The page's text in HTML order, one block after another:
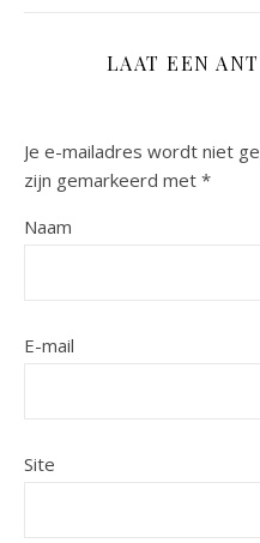
LAAT EEN
Je e-mailadres wordt niet
zijn gemarkeerd met *
Naam
E-mail
Site